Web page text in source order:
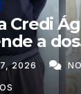
Credi
a dos
e
en
2026